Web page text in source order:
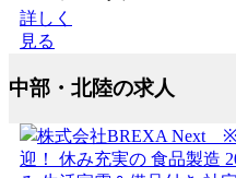
詳しく
見る
中部・北陸の求人